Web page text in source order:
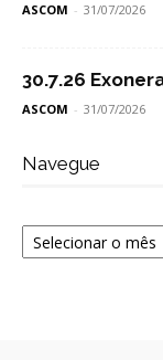
ASCOM - 31/07/2026
30.7.26
ASCOM - 31/07/2026
Navegue
Navegue